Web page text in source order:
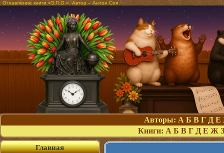
Оглавление книги «З.Л.О.». Автор – Антон Соя
Авторы: А Б В Г Д Е
Книги: А Б В Г Д Е Ж З
Главная